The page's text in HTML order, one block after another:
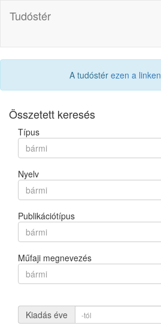
Tudóstér
A tudóstér ezen a linken
Összetett keresés
Típus
bármi
Nyelv
bármi
Publikációtípus
bármi
Műfaji megnevezés
bármi
Kiadás éve